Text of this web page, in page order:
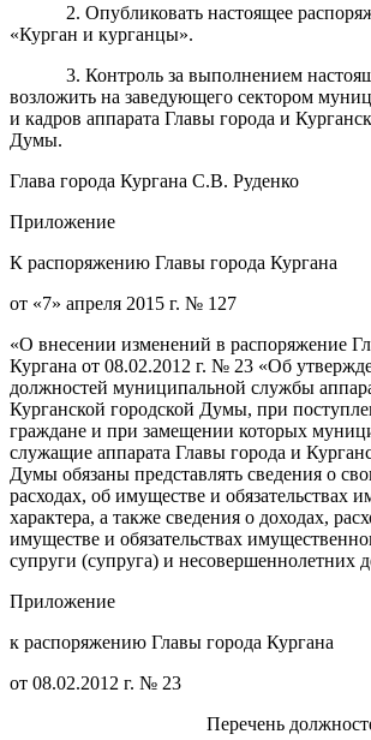
2. Опубликовать настоящее
«Курган и курганцы».
3. Контроль за выполнением
возложить на заведующего сектором
и кадров аппарата Главы города и
Думы.
Глава города Кургана С.В. Руденко
Приложение
К распоряжению Главы города Кургана
от «7» апреля 2015 г. № 127
«О внесении изменений в распоряжение
Кургана от 08.02.2012 г. № 23 «Об
должностей муниципальной службы
Курганской городской Думы, при
граждане и при замещении которых
служащие аппарата Главы города и
Думы обязаны представлять сведения о
расходах, об имуществе и обязательствах
характера, а также сведения о доходах,
имуществе и обязательствах
супруги (супруга) и несовершеннолетних
Приложение
к распоряжению Главы города Кургана
от 08.02.2012 г. № 23
Перечень